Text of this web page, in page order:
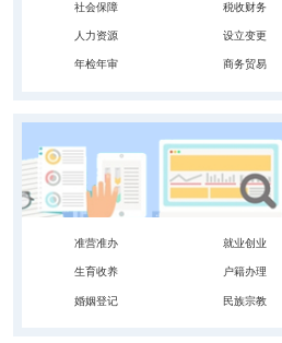
社会保障 税收财务
人力资源 设立变更
年检年审 商务贸易
准营准办 就业创业
生育收养 户籍办理
婚姻登记 民族宗教